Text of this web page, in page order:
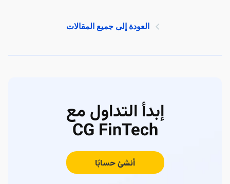
العودة إلى جميع المقالات
إبدأ التداول مع
CG FinTech
أنشئ حسابًا